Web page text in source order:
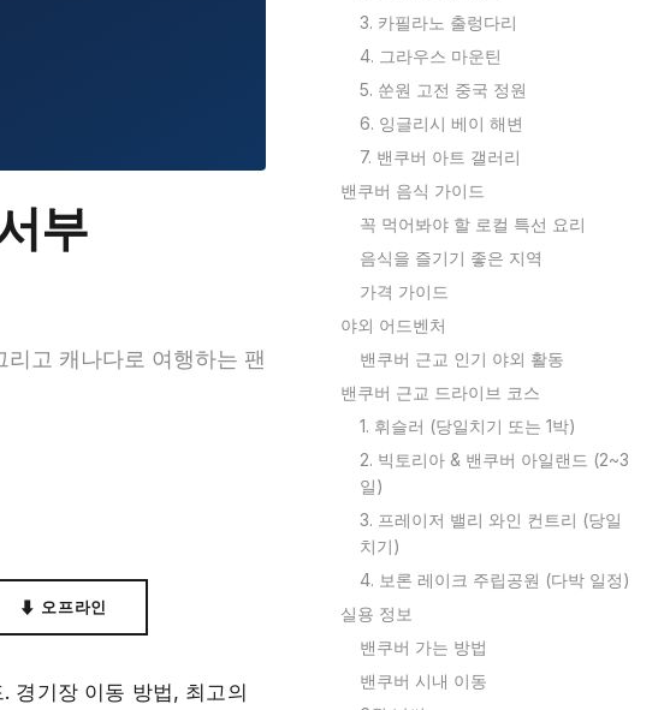
부
고 캐나다로 여행하는 팬
⬇ 오프라인
경기장 이동 방법, 최고의
3. 카필라노 출렁다리
4. 그라우스 마운틴
5. 쑨원 고전 중국 정원
6. 잉글리시 베이 해변
7. 밴쿠버 아트 갤러리
밴쿠버 음식 가이드
꼭 먹어봐야 할 로컬 특선 요리
음식을 즐기기 좋은 지역
가격 가이드
야외 어드벤처
밴쿠버 근교 인기 야외 활동
밴쿠버 근교 드라이브 코스
1. 휘슬러 (당일치기 또는 1박)
2. 빅토리아 & 밴쿠버 아일랜드 (2~3
일)
3. 프레이저 밸리 와인 컨트리 (당일
치기)
4. 보론 레이크 주립공원 (다박 일정)
실용 정보
밴쿠버 가는 방법
밴쿠버 시내 이동